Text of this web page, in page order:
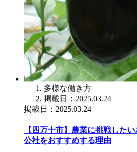
多様な働き方
掲載日：2025.03.24
掲載日：2025.03.24
【四万十市】農業に挑戦した
公社をおすすめする理由